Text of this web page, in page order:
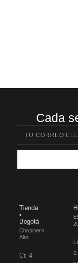
Cada
Tienda
•
Bogotá
Chapinero
Alto
Cr. 4
a